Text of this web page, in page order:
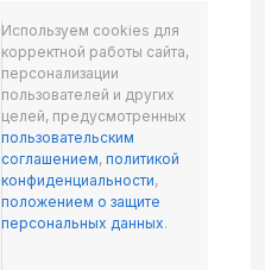
Используем cookies для
корректной работы сайта,
персонализации
пользователей и других
целей, предусмотренных
пользовательским
соглашением,политикой
конфиденциальности,
положением о защите
персональных данных.